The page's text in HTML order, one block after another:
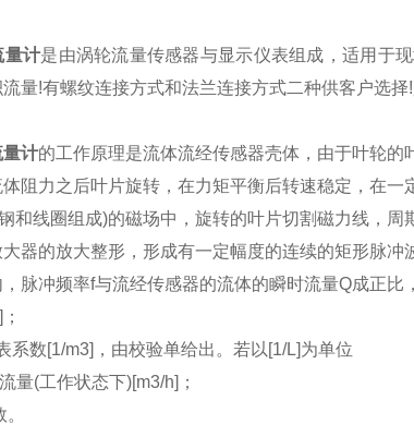
量计是由涡轮流量传感器与显示仪表组成，适用于
量!有螺纹连接方式和法兰连接方式二种供客户选
计的工作原理是流体流经传感器壳体，由于叶轮的
阻力之后叶片旋转，在力矩平衡后转速稳定，在
和线圈组成)的磁场中，旋转的叶片切割磁力线，
器的放大整形，形成有一定幅度的连续的矩形脉
脉冲频率f与流经传感器的流体的瞬时流量Q成正比
数[1/m3]，由校验单给出。若以[1/L]为单位
(工作状态下)[m3/h]；